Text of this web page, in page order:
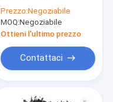
Coke petrolifero
Migliore
Prezzo:Negoziabile
MOQ:Negoziabile
Ottieni l'ultimo prezzo
Contattaci